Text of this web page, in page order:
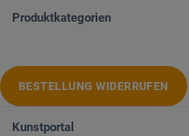
Produktkategorien
BESTELLUNG WIDERRUFEN
Kunstportal